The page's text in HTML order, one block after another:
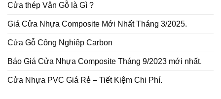
Cửa thép Vân Gỗ là Gì ?
Giá Cửa Nhựa Composite Mới Nhất Tháng 3/2025.
Cửa Gỗ Công Nghiệp Carbon
Báo Giá Cửa Nhựa Composite Tháng 9/2023 mới nhất.
Cửa Nhựa PVC Giá Rẻ – Tiết Kiệm Chi Phí.